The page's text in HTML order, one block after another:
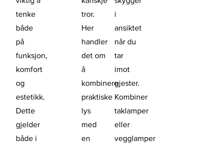
tenke
både
på
funksjon,
komfort
og
estetikk.
Dette
gjelder
både i
tror.
Her
handler
det om
å
kombinere
praktiske
lys
med
en
i
ansiktet
når du
tar
imot
gjester.
Kombiner
taklamper
eller
vegglamper